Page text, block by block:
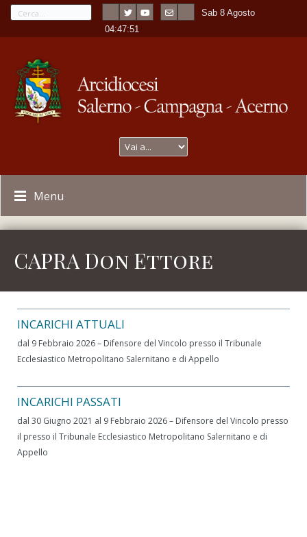
Sab 8 Agosto
-04:47:51
Menu
CAPRA Don Ettore
INCARICHI ATTUALI
dal 9 Febbraio 2026 – Difensore del Vincolo presso il Tribunale
Ecclesiastico Metropolitano Salernitano e di Appello
INCARICHI PASSATI
dal 30 Giugno 2021 al 9 Febbraio 2026 – Difensore del Vincolo presso
il presso il Tribunale Ecclesiastico Metropolitano Salernitano e di
Appello